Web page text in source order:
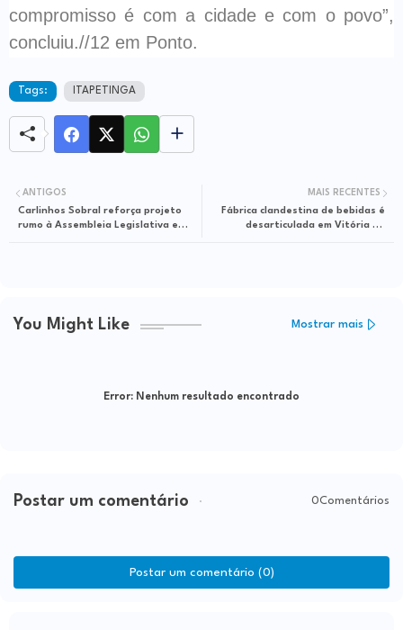
compromisso é com a cidade e com o povo”,
concluiu.//12 em Ponto.
Tags: ITAPETINGA
MAIS RECENTES
Fábrica clandestina de bebidas é
desarticulada em Vitória da
ANTIGOS
Carlinhos Sobral reforça projeto
rumo à Assembleia Legislativa e
You Might Like Mostrar mais
Error: Nenhum resultado encontrado
Postar um comentário 0Comentários
Postar um comentário (0)